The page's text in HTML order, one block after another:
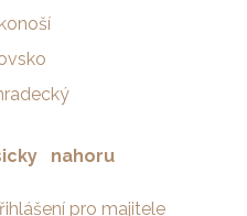
nahoru
pro majitele